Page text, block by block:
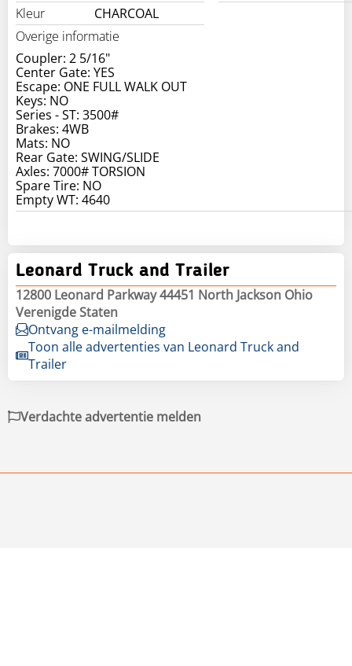
Kleur
CHARCOAL
Overige informatie
Coupler: 2 5/16"
Center Gate: YES
Escape: ONE FULL WALK OUT
Keys: NO
Series - ST: 3500#
Brakes: 4WB
Mats: NO
Rear Gate: SWING/SLIDE
Axles: 7000# TORSION
Spare Tire: NO
Leonard Truck and Trailer
12800 Leonard Parkway 44451 North Jackson Ohio
Verenigde Staten
Ontvang e-mailmelding
Toon alle advertenties van Leonard Truck and
Trailer
Verdachte advertentie melden